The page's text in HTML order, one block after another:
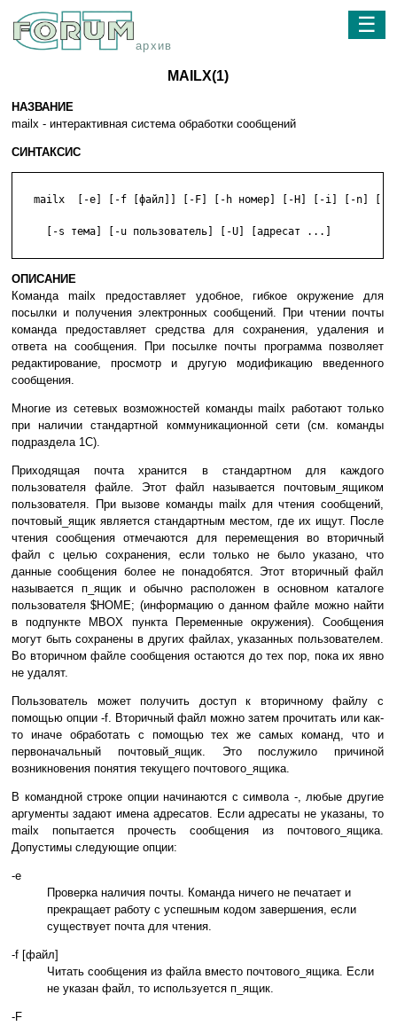
архив
☰
MAILX(1)
НАЗВАНИЕ
mailx - интерактивная система обработки сообщений
СИНТАКСИС
mailx  [-e] [-f [файл]] [-F] [-h номер] [-H] [-i] [-n] [-
     [-s тема] [-u пользователь] [-U] [адресат ...]
ОПИСАНИЕ
Команда mailx предоставляет удобное, гибкое окружение для
посылки и получения электронных сообщений. При чтении почты
команда предоставляет средства для сохранения, удаления и
ответа на сообщения. При посылке почты программа позволяет
редактирование, просмотр и другую модификацию введенного
сообщения.
Многие из сетевых возможностей команды mailx работают только
при наличии стандартной коммуникационной сети (см. команды
подраздела 1C).
Приходящая почта хранится в стандартном для каждого
пользователя файле. Этот файл называется почтовым_ящиком
пользователя. При вызове команды mailx для чтения сообщений,
почтовый_ящик является стандартным местом, где их ищут. После
чтения сообщения отмечаются для перемещения во вторичный
файл с целью сохранения, если только не было указано, что
данные сообщения более не понадобятся. Этот вторичный файл
называется п_ящик и обычно расположен в основном каталоге
пользователя $HOME; (информацию о данном файле можно найти
в подпункте MBOX пункта Переменные окружения). Сообщения
могут быть сохранены в других файлах, указанных пользователем.
Во вторичном файле сообщения остаются до тех пор, пока их явно
не удалят.
Пользователь может получить доступ к вторичному файлу с
помощью опции -f. Вторичный файл можно затем прочитать или как-
то иначе обработать с помощью тех же самых команд, что и
первоначальный почтовый_ящик. Это послужило причиной
возникновения понятия текущего почтового_ящика.
В командной строке опции начинаются с символа -, любые другие
аргументы задают имена адресатов. Если адресаты не указаны, то
mailx попытается прочесть сообщения из почтового_ящика.
Допустимы следующие опции:
-e
Проверка наличия почты. Команда ничего не печатает и
прекращает работу с успешным кодом завершения, если
существует почта для чтения.
-f [файл]
Читать сообщения из файла вместо почтового_ящика. Если
не указан файл, то используется п_ящик.
-F